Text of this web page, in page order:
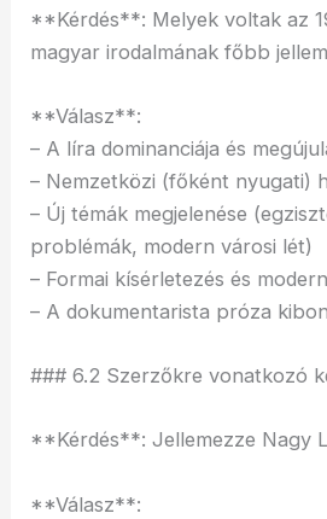
**Kérdés**: Melyek voltak az
magyar irodalmának főbb
**Válasz**:
– A líra dominanciája és
– Nemzetközi (főként nyugati)
– Új témák megjelenése
problémák, modern városi lét)
– Formai kísérletezés és
– A dokumentarista próza
### 6.2 Szerzőkre vonatkozó
**Kérdés**: Jellemezze Nagy
**Válasz**: